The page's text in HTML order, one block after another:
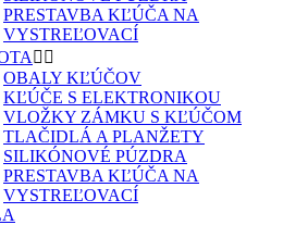
PRESTAVBA KĽÚČA NA
VYSTREĽOVACÍ
 
OBALY KĽÚČOV
KĽÚČE S ELEKTRONIKOU
VLOŽKY ZÁMKU S KĽÚČOM
TLAČIDLÁ A PLANŽETY
SILIKÓNOVÉ PÚZDRA
PRESTAVBA KĽÚČA NA
VYSTREĽOVACÍ